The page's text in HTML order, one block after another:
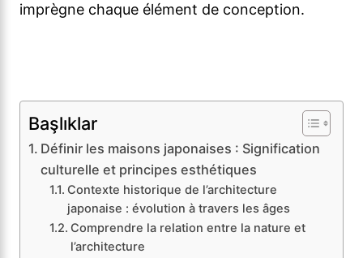
imprègne chaque élément de conception.
Başlıklar
Définir les maisons japonaises : Signification
culturelle et principes esthétiques
Contexte historique de l’architecture
japonaise : évolution à travers les âges
Comprendre la relation entre la nature et
l’architecture